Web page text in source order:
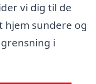
vi dig til de
hjem sundere og
i